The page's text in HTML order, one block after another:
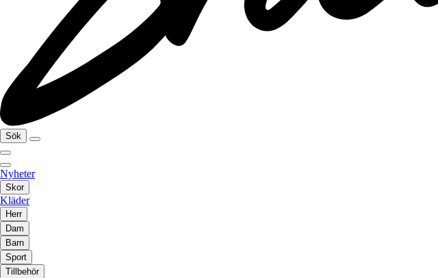
Sök
Nyheter
Skor
Kläder
Herr
Dam
Barn
Sport
Tillbehör